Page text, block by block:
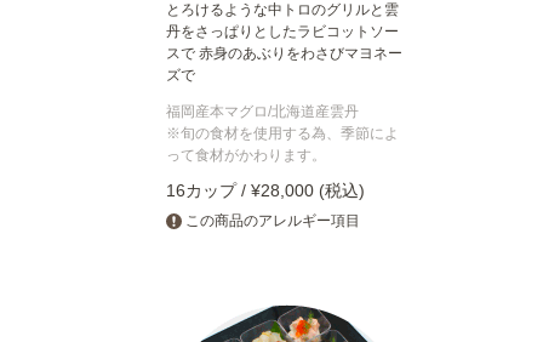
とろけるような中トロのグリルと雲
丹をさっぱりとしたラビコットソー
スで 赤身のあぶりをわさびマヨネー
ズで
福岡産本マグロ/北海道産雲丹
※旬の食材を使用する為、季節によ
って食材がかわります。
16カップ / ¥28,000 (税込)
この商品のアレルギー項目